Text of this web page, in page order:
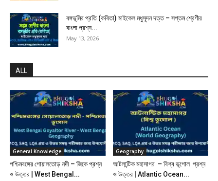
বঙ্গভূমির প্রতি (কবিতা) মাইকেল মধুসূদন দত্ত – সপ্তম শ্রেণীর
বাংলা প্রশ্ন...
May 13, 2026
ALL
General Knowledge
পশ্চিমবঙ্গের গোয়ালতোড় নদী – জিকে প্রশ্ন
ও উত্তর | West Bengal...
Geography
আটলান্টিক মহাসাগর – বিশ্ব ভূগোল প্রশ্ন
ও উত্তর | Atlantic Ocean...